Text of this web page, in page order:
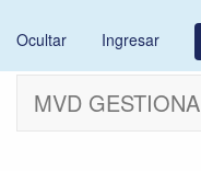
Ocultar Ingresar
MVD GESTIONA